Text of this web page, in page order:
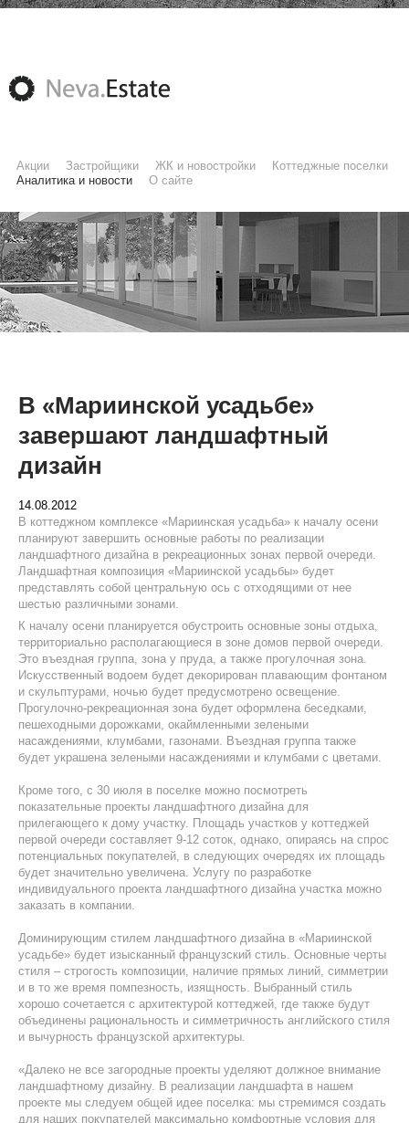
Акции Застройщики ЖК и новостройки
Коттеджные поселки
Аналитика и новости
О сайте
В «Мариинской усадьбе»
завершают ландшафтный
дизайн
14.08.2012
В коттеджном комплексе «Мариинская усадьба» к началу осени
планируют завершить основные работы по реализации
ландшафтного дизайна в рекреационных зонах первой очереди.
Ландшафтная композиция «Мариинской усадьбы» будет
представлять собой центральную ось с отходящими от нее
шестью различными зонами.
К началу осени планируется обустроить основные зоны отдыха,
территориально располагающиеся в зоне домов первой очереди.
Это въездная группа, зона у пруда, а также прогулочная зона.
Искусственный водоем будет декорирован плавающим фонтаном
и скульптурами, ночью будет предусмотрено освещение.
Прогулочно-рекреационная зона будет оформлена беседками,
пешеходными дорожками, окаймленными зелеными
насаждениями, клумбами, газонами. Въездная группа также
будет украшена зелеными насаждениями и клумбами с цветами.
Кроме того, с 30 июля в поселке можно посмотреть
показательные проекты ландшафтного дизайна для
прилегающего к дому участку. Площадь участков у коттеджей
первой очереди составляет 9-12 соток, однако, опираясь на спрос
потенциальных покупателей, в следующих очередях их площадь
будет значительно увеличена. Услугу по разработке
индивидуального проекта ландшафтного дизайна участка можно
заказать в компании.
Доминирующим стилем ландшафтного дизайна в «Мариинской
усадьбе» будет изысканный французский стиль. Основные черты
стиля – строгость композиции, наличие прямых линий, симметрии
и в то же время помпезность, изящность. Выбранный стиль
хорошо сочетается с архитектурой коттеджей, где также будут
объединены рациональность и симметричность английского стиля
и вычурность французской архитектуры.
«Далеко не все загородные проекты уделяют должное внимание
ландшафтному дизайну. В реализации ландшафта в нашем
проекте мы следуем общей идее поселка: мы стремимся создать
для наших покупателей максимально комфортные условия для